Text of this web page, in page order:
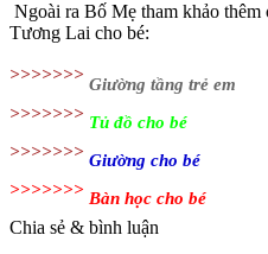
Ngoài ra Bố Mẹ tham khảo thêm
Tương Lai cho bé:
>>>>>>> Giường tầng trẻ em
>>>>>>> Tủ đồ cho bé
>>>>>>> Giường cho bé
>>>>>>> Bàn học cho bé
Chia sẻ & bình luận